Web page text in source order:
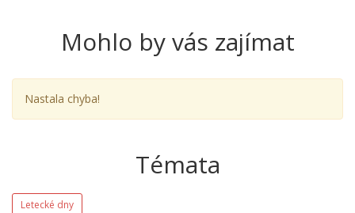
Mohlo by vás zajímat
Nastala chyba!
Témata
Letecké dny